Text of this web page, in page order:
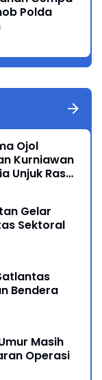
Polda
Ojol
Kurniawan
Unjuk Rasa
Gelar
Sektoral
Bendera
Masih
Operasi